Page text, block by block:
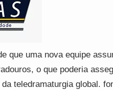
que uma nova equipe
o que poderia
teledramaturgia global.